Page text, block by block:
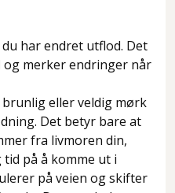
har endret utflod. Det
merker endringer når
eller veldig mørk
Det betyr bare at
fra livmoren din,
på å komme ut i
på veien og skifter